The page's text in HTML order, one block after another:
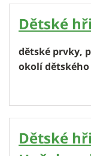
Dětské
dětské prvky,
okolí
Dětské